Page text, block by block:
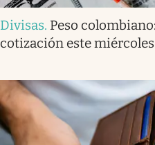
Divisas. Peso
cotización este miércoles